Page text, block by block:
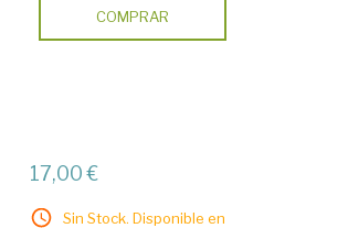
COMPRAR
17,00 €
Sin Stock. Disponible en